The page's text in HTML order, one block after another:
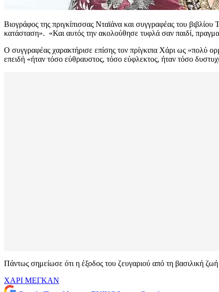
Βιογράφος της πριγκίπισσας Νταϊάνα και συγγραφέας του
κατάσταση». «Και αυτός την ακολούθησε τυφλά σαν παιδί,
Ο συγγραφέας χαρακτήρισε επίσης τον πρίγκιπα Χάρι ως «πολύ
επειδή «ήταν τόσο εύθραυστος, τόσο εύφλεκτος, ήταν τόσο
Πάντως σημείωσε ότι η έξοδος του ζευγαριού από τη βασιλική
ΧΑΡΙ ΜΕΓΚΑΝ